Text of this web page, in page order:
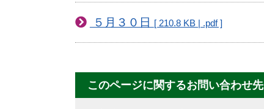
５月３０日 [ 210.8 KB | .pdf ]
このページに関するお問い合わせ先